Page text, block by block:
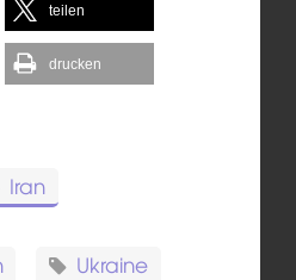
teilen
drucken
Iran
Ukraine